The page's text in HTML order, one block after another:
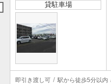
貸駐車場
即引き渡し可 駅から徒歩5分以内